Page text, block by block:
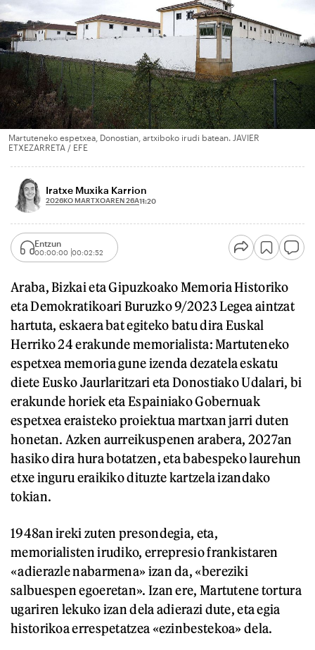
Martuteneko espetxea, Donostian, artxiboko irudi batean. JAVIER
ETXEZARRETA / EFE
Iratxe Muxika Karrion
2026KO MARTXOAREN 26A11:20
Entzun
00:00:00 00:02:52
Araba, Bizkai eta Gipuzkoako Memoria Historiko
eta Demokratikoari Buruzko 9/2023 Legea aintzat
hartuta, eskaera bat egiteko batu dira Euskal
Herriko 24 erakunde memorialista: Martuteneko
espetxea memoria gune izenda dezatela eskatu
diete Eusko Jaurlaritzari eta Donostiako Udalari, bi
erakunde horiek eta Espainiako Gobernuak
espetxea eraisteko proiektua martxan jarri duten
honetan. Azken aurreikuspenen arabera, 2027an
hasiko dira hura botatzen, eta babespeko laurehun
etxe inguru eraikiko dituzte kartzela izandako
tokian.
1948an ireki zuten presondegia, eta,
memorialisten irudiko, errepresio frankistaren
«adierazle nabarmena» izan da, «bereziki
salbuespen egoeretan». Izan ere, Martutene tortura
ugariren lekuko izan dela adierazi dute, eta egia
historikoa errespetatzea «ezinbestekoa» dela.